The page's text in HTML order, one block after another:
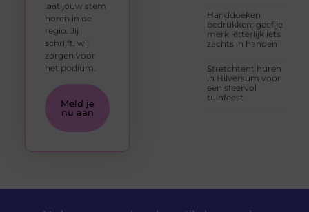
Handdoeken
bedrukken: geef je
merk letterlijk iets
zachts in handen
Stretchtent huren
in Hilversum voor
een sfeervol
tuinfeest
laat jouw stem
horen in de
regio. Jij
schrijft, wij
zorgen voor
het podium.
Meld je
nu aan